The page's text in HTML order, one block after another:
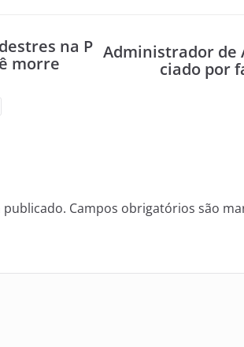
na P
morre
Administrador de
ciado por
publicado. Campos obrigatórios são